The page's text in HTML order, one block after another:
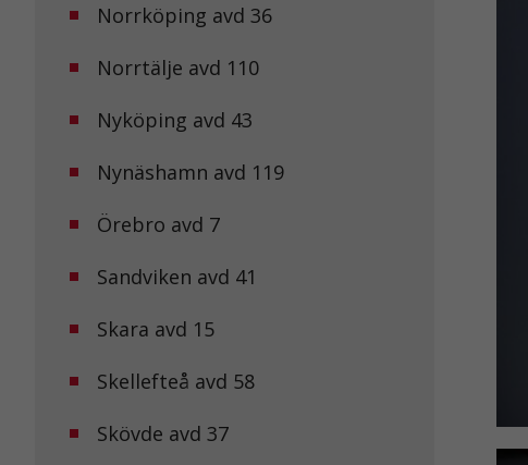
Norrköping avd 36
Norrtälje avd 110
Nyköping avd 43
Nynäshamn avd 119
Örebro avd 7
Sandviken avd 41
Skara avd 15
Skellefteå avd 58
Skövde avd 37